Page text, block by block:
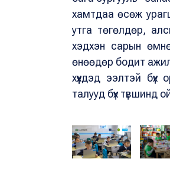
хамтдаа өсөж
утга төгөлдөр,
хэдхэн сарын
өнөөдөр бодит
хүүхдэд ээлтэй
талууд бүх түвшинд